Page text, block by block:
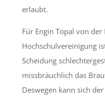
erlaubt.
Für Engin Topal von der
Hochschulvereinigung
Scheidung
missbräuchlich das
Deswegen kann sich